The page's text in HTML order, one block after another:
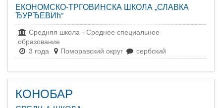
ЕКОНОМСКО-ТРГОВИНСКА ШКОЛА „СЛАВКА
ЂУРЂЕВИћ”
Средняя школа - Среднее специальное
образование
3 года
Поморавский округ сербский
КОНОБАР